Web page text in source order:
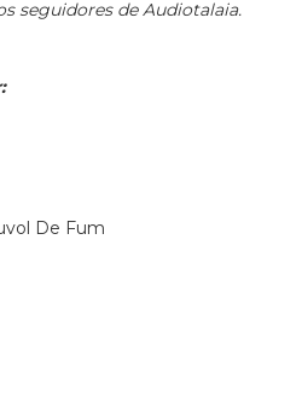
seguidores de Audiotalaia.
De Fum